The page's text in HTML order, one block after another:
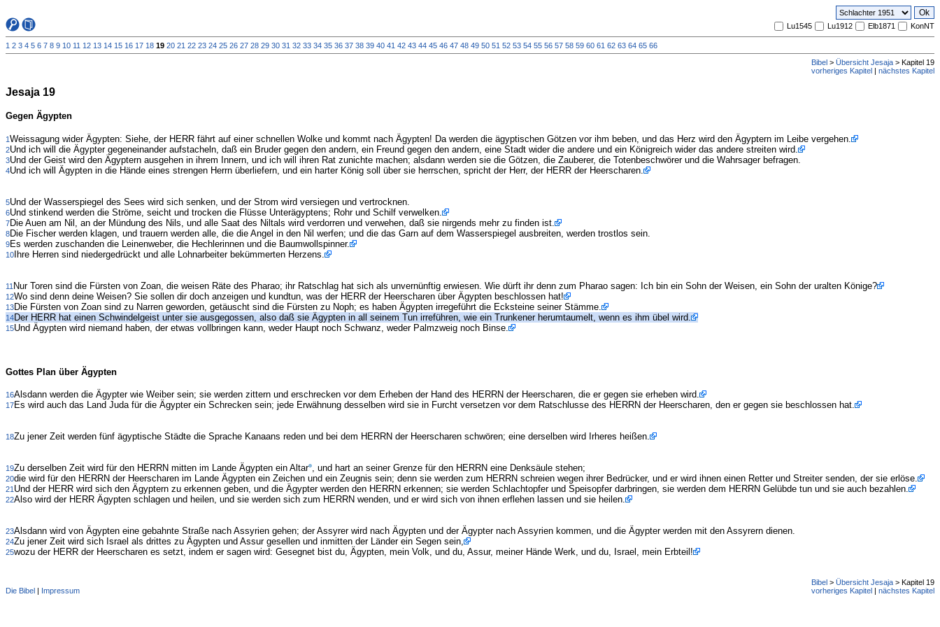
Lu1545 Lu1912 Elb1871 KonNT
1 2 3 4 5 6 7 8 9 10 11 12 13 14 15 16 17 18 19 20 21 22 23 24 25 26 27 28 29 30 31 32 33 34 35 36 37 38 39 40 41 42 43 44 45 46 47 48 49 50 51 52 53 54 55 56 57 58 59 60 61 62 63 64 65 66
Bibel > Übersicht Jesaja > Kapitel 19
vorheriges Kapitel | nächstes Kapitel
Jesaja 19
Gegen Ägypten
1Weissagung wider Ägypten: Siehe, der HERR fährt auf einer schnellen Wolke und kommt nach Ägypten! Da werden die ägyptischen Götzen vor ihm beben, und das Herz wird den Ägyptern im Leibe vergehen.
2Und ich will die Ägypter gegeneinander aufstacheln, daß ein Bruder gegen den andern, ein Freund gegen den andern, eine Stadt wider die andere und ein Königreich wider das andere streiten wird.
3Und der Geist wird den Ägyptern ausgehen in ihrem Innern, und ich will ihren Rat zunichte machen; alsdann werden sie die Götzen, die Zauberer, die Totenbeschwörer und die Wahrsager befragen.
4Und ich will Ägypten in die Hände eines strengen Herrn überliefern, und ein harter König soll über sie herrschen, spricht der Herr, der HERR der Heerscharen.
5Und der Wasserspiegel des Sees wird sich senken, und der Strom wird versiegen und vertrocknen.
6Und stinkend werden die Ströme, seicht und trocken die Flüsse Unterägyptens; Rohr und Schilf verwelken.
7Die Auen am Nil, an der Mündung des Nils, und alle Saat des Niltals wird verdorren und verwehen, daß sie nirgends mehr zu finden ist.
8Die Fischer werden klagen, und trauern werden alle, die die Angel in den Nil werfen; und die das Garn auf dem Wasserspiegel ausbreiten, werden trostlos sein.
9Es werden zuschanden die Leinenweber, die Hechlerinnen und die Baumwollspinner.
10 Ihre Herren sind niedergedrückt und alle Lohnarbeiter bekümmerten Herzens.
11 Nur Toren sind die Fürsten von Zoan, die weisen Räte des Pharao; ihr Ratschlag hat sich als unvernünftig erwiesen. Wie dürft ihr denn zum Pharao sagen: Ich bin ein Sohn der Weisen, ein Sohn der uralten Könige?
12Wo sind denn deine Weisen? Sie sollen dir doch anzeigen und kundtun, was der HERR der Heerscharen über Ägypten beschlossen hat!
13Die Fürsten von Zoan sind zu Narren geworden, getäuscht sind die Fürsten zu Noph; es haben Ägypten irregeführt die Ecksteine seiner Stämme.
14Der HERR hat einen Schwindelgeist unter sie ausgegossen, also daß sie Ägypten in all seinem Tun irreführen, wie ein Trunkener herumtaumelt, wenn es ihm übel wird.
15Und Ägypten wird niemand haben, der etwas vollbringen kann, weder Haupt noch Schwanz, weder Palmzweig noch Binse.
Gottes Plan über Ägypten
16Alsdann werden die Ägypter wie Weiber sein; sie werden zittern und erschrecken vor dem Erheben der Hand des HERRN der Heerscharen, die er gegen sie erheben wird.
17Es wird auch das Land Juda für die Ägypter ein Schrecken sein; jede Erwähnung desselben wird sie in Furcht versetzen vor dem Ratschlusse des HERRN der Heerscharen, den er gegen sie beschlossen hat.
18Zu jener Zeit werden fünf ägyptische Städte die Sprache Kanaans reden und bei dem HERRN der Heerscharen schwören; eine derselben wird Irheres heißen.
19Zu derselben Zeit wird für den HERRN mitten im Lande Ägypten ein Altar , und hart an seiner Grenze für den HERRN eine Denksäule stehen;
20die wird für den HERRN der Heerscharen im Lande Ägypten ein Zeichen und ein Zeugnis sein; denn sie werden zum HERRN schreien wegen ihrer Bedrücker, und er wird ihnen einen Retter und Streiter senden, der sie erlöse.
21Und der HERR wird sich den Ägyptern zu erkennen geben, und die Ägypter werden den HERRN erkennen; sie werden Schlachtopfer und Speisopfer darbringen, sie werden dem HERRN Gelübde tun und sie auch bezahlen.
22Also wird der HERR Ägypten schlagen und heilen, und sie werden sich zum HERRN wenden, und er wird sich von ihnen erflehen lassen und sie heilen.
23Alsdann wird von Ägypten eine gebahnte Straße nach Assyrien gehen; der Assyrer wird nach Ägypten und der Ägypter nach Assyrien kommen, und die Ägypter werden mit den Assyrern dienen.
24Zu jener Zeit wird sich Israel als drittes zu Ägypten und Assur gesellen und inmitten der Länder ein Segen sein,
25wozu der HERR der Heerscharen es setzt, indem er sagen wird: Gesegnet bist du, Ägypten, mein Volk, und du, Assur, meiner Hände Werk, und du, Israel, mein Erbteil!
Bibel > Übersicht Jesaja > Kapitel 19
Die Bibel
Impressum vorheriges Kapitel nächstes Kapitel